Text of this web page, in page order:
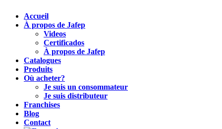
Accueil
À propos de Jafep
Videos
Certificados
À propos de Jafep
Catalogues
Produits
Où acheter?
Je suis un consommateur
Je suis distributeur
Franchises
Blog
Contact